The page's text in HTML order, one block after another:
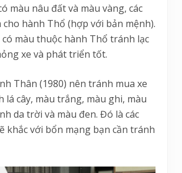
màu nâu đất và màu vàng, các
cho hành Thổ (hợp với bản mệnh).
có màu thuộc hành Thổ tránh lạc
xe và phát triển tốt.
Thân (1980) nên tránh mua xe
lá cây, màu trắng, màu ghi, màu
da trời và màu đen. Đó là các
khắc với bổn mạng bạn cần tránh